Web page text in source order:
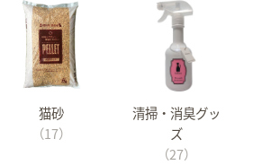
猫砂
（17）
清掃・消臭グッ
ズ
（27）